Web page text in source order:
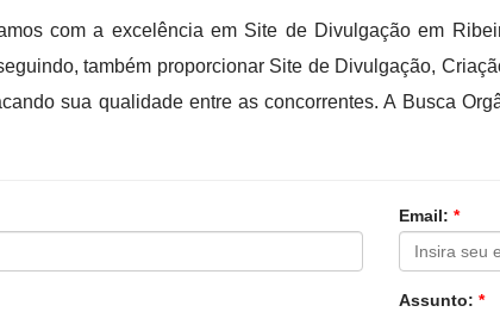
com a excelência em Site de Divulgação em
também proporcionar Site de Divulgação,
sua qualidade entre as concorrentes. A Busca
Email: *
Assunto: *